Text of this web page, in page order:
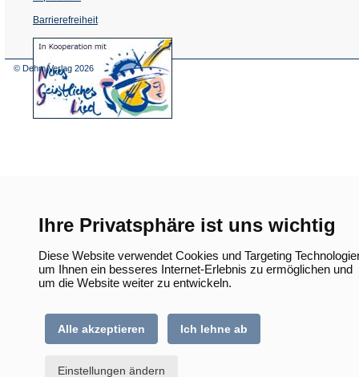
Ihre Privatsphäre ist uns wichtig
Diese Website verwendet Cookies und Targeting
um Ihnen ein besseres Internet-Erlebnis zu ermöglichen und
um die Website weiter zu entwickeln.
Alle akzeptieren Ich lehne ab
Einstellungen ändern
Barrierefreiheit
(Öffnet
in
© Dehm Verlag 2026